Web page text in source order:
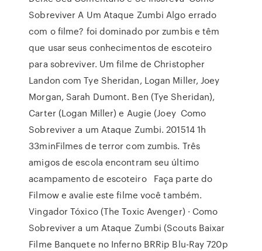
Sobreviver A Um Ataque Zumbi Algo errado
com o filme? foi dominado por zumbis e têm
que usar seus conhecimentos de escoteiro
para sobreviver. Um filme de Christopher
Landon com Tye Sheridan, Logan Miller, Joey
Morgan, Sarah Dumont. Ben (Tye Sheridan),
Carter (Logan Miller) e Augie (Joey Como
Sobreviver a um Ataque Zumbi. 201514 1h
33minFilmes de terror com zumbis. Três
amigos de escola encontram seu último
acampamento de escoteiro Faça parte do
Filmow e avalie este filme você também.
Vingador Tóxico (The Toxic Avenger) · Como
Sobreviver a um Ataque Zumbi (Scouts Baixar
Filme Banquete no Inferno BRRip Blu-Ray 720p